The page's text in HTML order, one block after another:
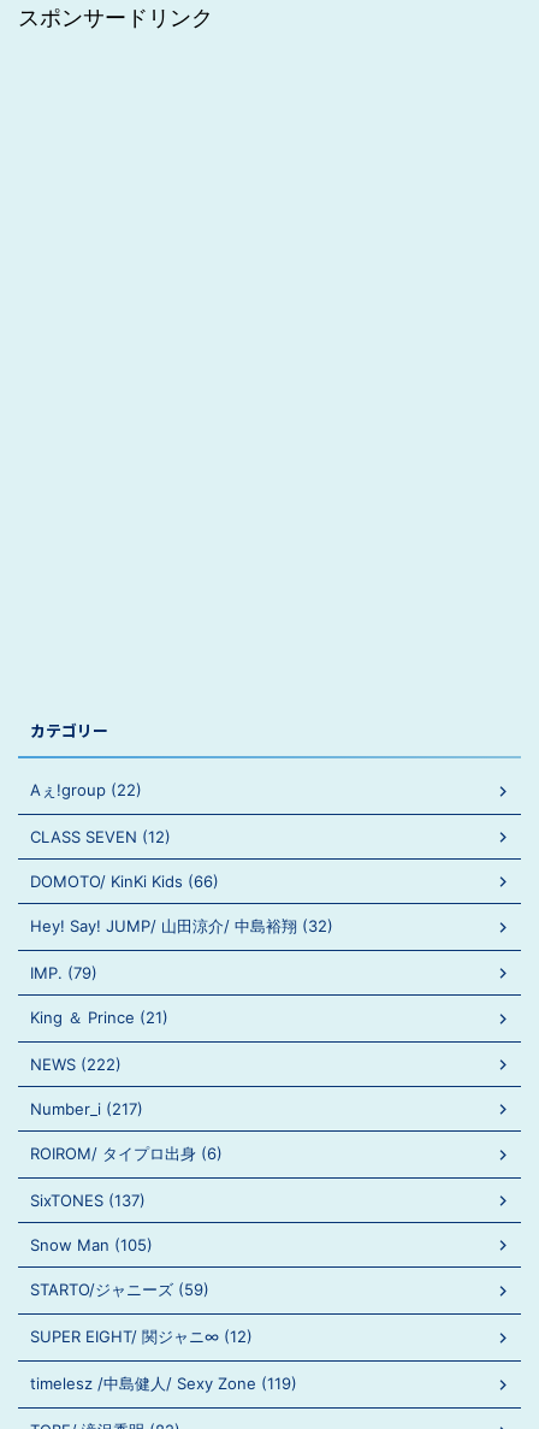
スポンサードリンク
カテゴリー
Aぇ!group (22)
CLASS SEVEN (12)
DOMOTO/ KinKi Kids (66)
Hey! Say! JUMP/ 山田涼介/ 中島裕翔 (32)
IMP. (79)
King ＆ Prince (21)
NEWS (222)
Number_i (217)
ROIROM/ タイプロ出身 (6)
SixTONES (137)
Snow Man (105)
STARTO/ジャニーズ (59)
SUPER EIGHT/ 関ジャニ∞ (12)
timelesz /中島健人/ Sexy Zone (119)